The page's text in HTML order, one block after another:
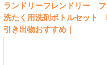
香典返し
出産内祝い
ランドリーフレンドリー フ
洗たく用洗剤ボトルセッ
引き出物おすすめ｜